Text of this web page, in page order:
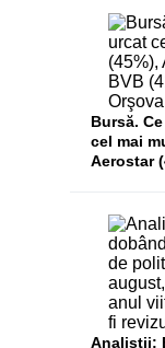
Bursă.
cel mai
Aerostar
Analiştii: